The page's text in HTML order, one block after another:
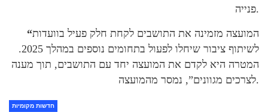
פנייה.
“המועצה מזמינה את התושבים לקחת חלק פעיל בוועדות
לשיתוף ציבור שיחלו לפעול בתחומים נוספים במהלך 2025.
המטרה היא לקדם את המועצה יחד עם התושבים, תוך מענה
לצרכים מגוונים”, נמסר מהמועצה.
חדשות מקומיות